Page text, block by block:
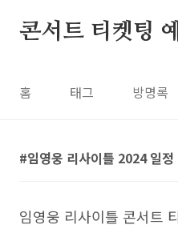
콘서트 티켓팅
홈 태그 방명록
임영웅 리사이틀 2024 일정